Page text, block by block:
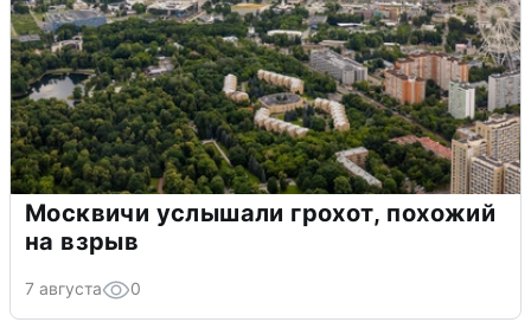
Москвичи услышали грохот, похожий
на взрыв
7 августа 0